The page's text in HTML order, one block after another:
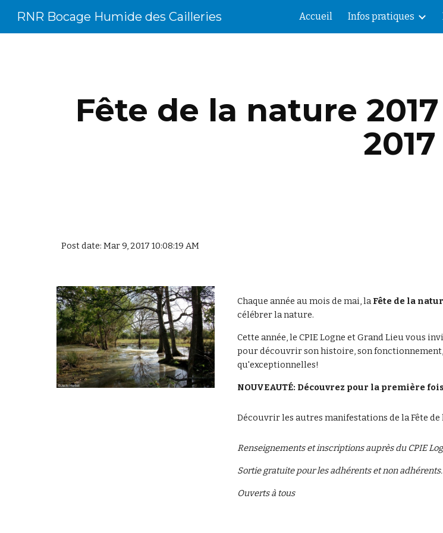
Skip to main content
RNR Bocage Humide des Cailleries Accueil Infos pratiques
Fête de la nature
2017
Post date: Mar 9, 2017 10:08:19 AM
Chaque année au mois de mai, la Fête de la
célébrer la nature.
Cette année, le CPIE Logne et Grand Lieu vous
pour découvrir son histoire, son
qu'exceptionnelles!
NOUVEAUTÉ: Découvrez pour la première
Découvrir les autres manifestations de la Fête de
Renseignements et inscriptions auprès du CPIE
Sortie gratuite pour les adhérents et non adhérents.
Ouverts à tous